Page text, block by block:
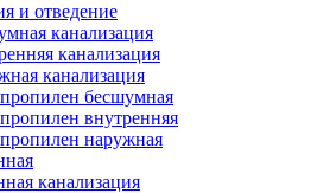
и отведение
канализация
канализация
канализация
бесшумная
внутренняя
наружная
канализация